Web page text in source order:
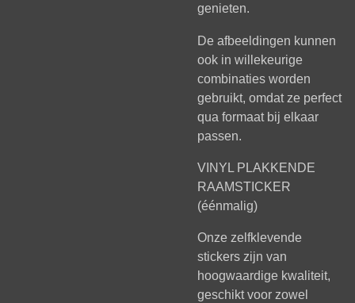
genieten.
De afbeeldingen kunnen
ook in willekeurige
combinaties worden
gebruikt, omdat ze perfect
qua formaat bij elkaar
passen.
VINYL PLAKKENDE
RAAMSTICKER
(éénmalig)
Onze zelfklevende
stickers zijn van
hoogwaardige kwaliteit,
geschikt voor zowel